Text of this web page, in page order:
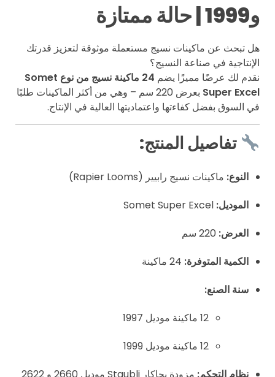
و1999 | حالة ممتازة
هل تبحث عن ماكينات نسيج مستعملة موثوقة لتعزيز قدرتك
الإنتاجية في صناعة النسيج؟
نقدم لك عرضًا مميزًا يضم
24 ماكينة نسيج من نوع Somet
Super Excel
بعرض 220 سم – وهي من أكثر الماكينات طلبًا
في السوق بفضل كفاءتها واعتماديتها العالية في الإنتاج.
تفاصيل المنتج:
النوع: ماكينات نسيج رابيير (Rapier Looms)
الموديل:
العرض:
الكمية المتوفرة:
سنة الصنع:
12 ماكينة موديل 1997
12 ماكينة موديل 1999